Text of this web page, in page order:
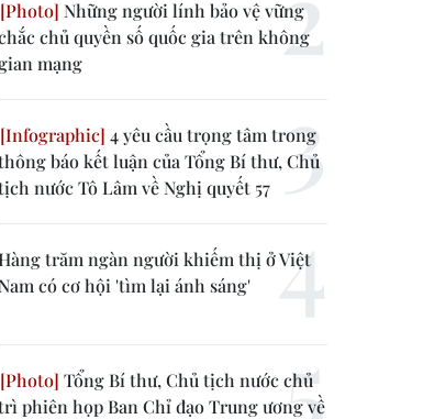
Những người lính bảo vệ vững
chủ quyền số quốc gia trên không
mạng
4 yêu cầu trọng tâm trong
báo kết luận của Tổng Bí thư, Chủ
nước Tô Lâm về Nghị quyết 57
trăm ngàn người khiếm thị ở Việt
có cơ hội 'tìm lại ánh sáng'
Tổng Bí thư, Chủ tịch nước chủ
phiên họp Ban Chỉ đạo Trung ương về